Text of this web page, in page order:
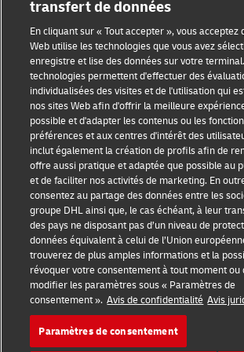
transfert de données
En cliquant sur « Tout accepter », vous acceptez
Web utilise les technologies que vous avez
enregistre et lise des données sur votre
technologies permettent d'effectuer des
individualisées des visites et de l'utilisation qui
nos sites Web afin d'offrir la meilleure
possible et d'adapter les contenus ou les
préférences et aux centres d'intérêt des
inclut également la création de profils afin de
offre aussi pratique et adaptée que possible au
et de faciliter nos activités de marketing. En
consentez au partage des données entre les
groupe DHL ainsi que, le cas échéant, à leur
des pays ne disposant pas d’un niveau de
données équivalent à celui de l’Union
trouverez de plus amples informations et la
révoquer votre consentement à tout moment ou
modifier les paramètres sous « Paramètres de
consentement ». Avis de confidentialité Avis
Paramètres de consentement